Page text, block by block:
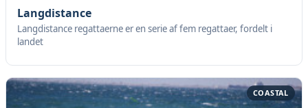
Langdistance
Langdistance regattaerne er en serie af fem regattaer, fordelt i
landet
COASTAL